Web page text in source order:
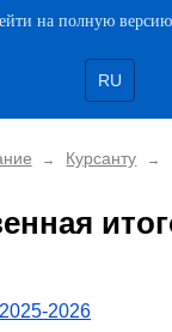
на полную версию
RU
→ Курсанту →
2026